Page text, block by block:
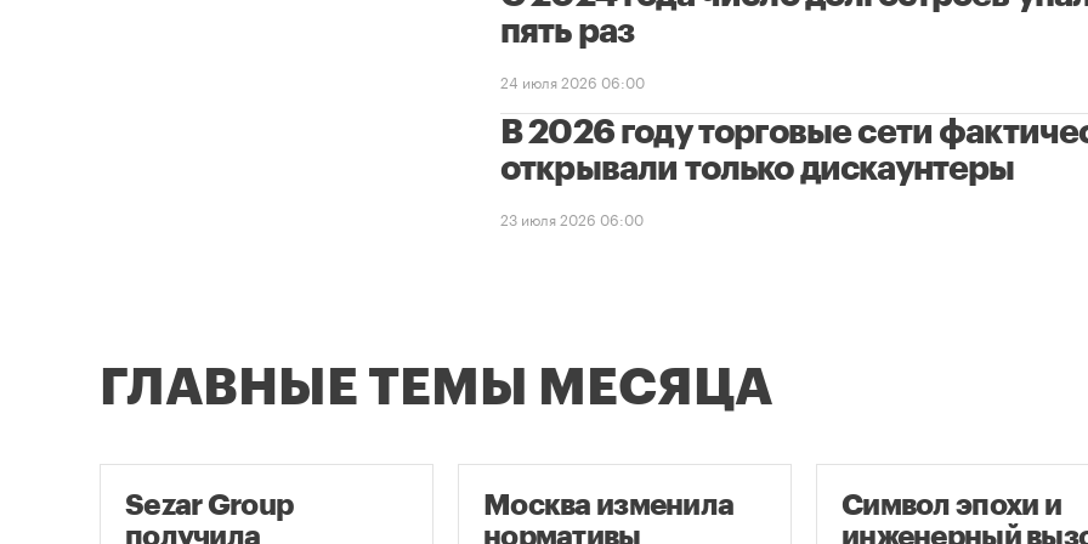
пять раз
24 июля 2026 06:00
В 2026 году торговые сети
открывали только дискаунтеры
23 июля 2026 06:00
ГЛАВНЫЕ ТЕМЫ МЕСЯЦА
Sezar Group
получила
Москва изменила
нормативы
Символ эпохи и
инженерный